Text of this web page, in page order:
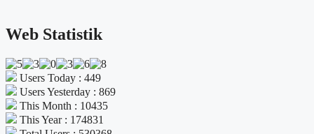
Web Statistik
Users Today : 449
Users Yesterday : 869
This Month : 10435
This Year : 174831